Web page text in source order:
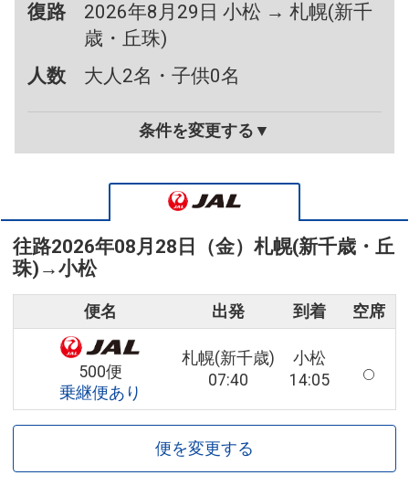
復路
2026年8月29日 小松 → 札幌(新千
歳・丘珠)
人数
大人2名・子供0名
条件を変更する▼
往路2026年08月28日（金） 札幌(新千歳・丘
珠) →小松
便名 出発 到着 空席
500便
乗継便あり
札幌(新千歳)
07:40
小松
14:05
便を変更する